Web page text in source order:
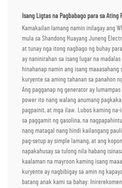
Isang Ligtas na Pagbabago para sa Ating
Kamakailan lamang namin inilagay ang
mula sa Shandong Huayang Juneng
at tunay nga itong nagbago ng buhay
ay naninirahan sa isang lugar na
hinahanap namin ang isang
kuryente sa aming tahanan sa panahon
Ang pagganap ng generator ay
power ito nang walang anumang
pagpainit, at mga ilaw. Lubos kaming na-
sa paggamit ng gasolina, na
nang matagal nang hindi kailangang
pag-setup ay simple lamang, at ang
napakahusay sa tulong nila habang
kaalaman na mayroon kaming isang
kuryente ay nagbibigay sa amin ng
batang anak kami sa bahay.